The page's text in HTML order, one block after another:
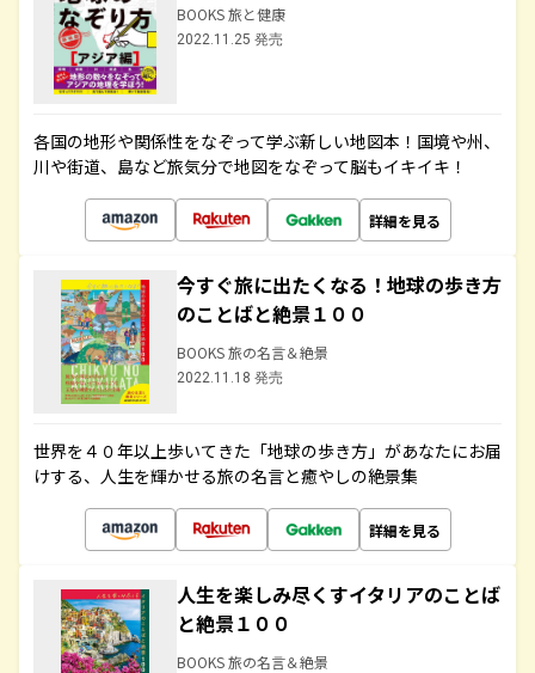
BOOKS 旅と健康
2022.11.25 発売
各国の地形や関係性をなぞって学ぶ新しい地図本！国境や州、
川や街道、島など旅気分で地図をなぞって脳もイキイキ！
詳細を見る
今すぐ旅に出たくなる！地球の歩き方
のことばと絶景１００
BOOKS 旅の名言＆絶景
2022.11.18 発売
世界を４０年以上歩いてきた「地球の歩き方」があなたにお届
けする、人生を輝かせる旅の名言と癒やしの絶景集
詳細を見る
人生を楽しみ尽くすイタリアのことば
と絶景１００
BOOKS 旅の名言＆絶景